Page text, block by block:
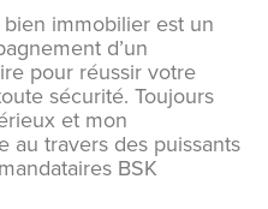
bien immobilier est un
d’un
pour réussir votre
sécurité. Toujours
et mon
au travers des puissants
BSK